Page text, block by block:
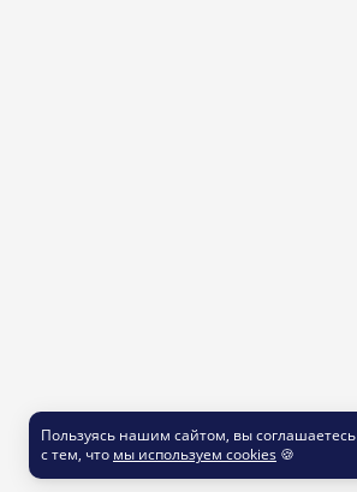
Пользуясь нашим сайтом, вы соглашаетесь
с тем, что мы используем cookies 🍪